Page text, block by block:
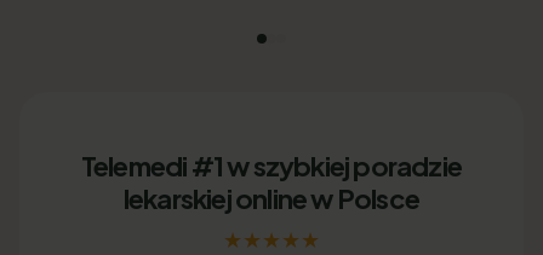
Telemedi #1 w szybkiej poradzie
lekarskiej online w Polsce
★★★★★